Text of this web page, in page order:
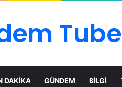
Tube
DAKİKA GÜNDEM BİLGİ